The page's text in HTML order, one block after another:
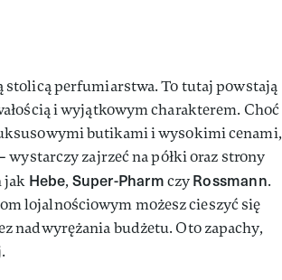
stolicą perfumiarstwa. To tutaj powstają
i wyjątkowym charakterem. Choć
butikami i wysokimi cenami,
zajrzeć na półki oraz strony
jak Hebe, Super-PharmczyRossmann.
lojalnościowym możesz cieszyć się
nadwyrężania budżetu. Oto zapachy,